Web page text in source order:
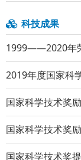
科技成果
1999——2020年
2019年度国家科
国家科学技术奖
国家科学技术奖
国家科学技术奖